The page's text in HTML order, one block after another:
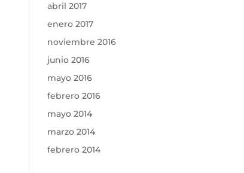
abril 2017
enero 2017
noviembre 2016
junio 2016
mayo 2016
febrero 2016
mayo 2014
marzo 2014
febrero 2014